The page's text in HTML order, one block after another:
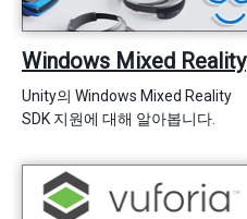
Windows Mixed Reality
Unity의 Windows Mixed Reality
SDK 지원에 대해 알아봅니다.